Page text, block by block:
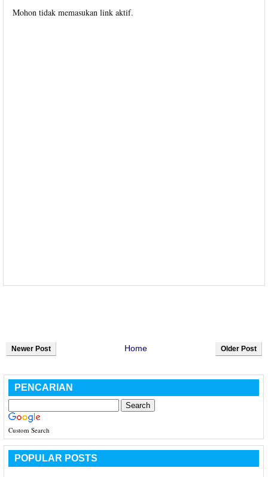
Mohon tidak memasukan link aktif.
Newer Post Older Post
Home
PENCARIAN
Custom Search
POPULAR POSTS